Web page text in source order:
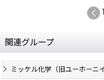
1
関連グループ
ミッケル化学（旧ユーホーニイ